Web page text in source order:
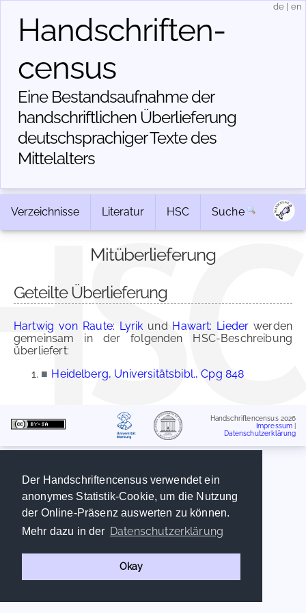
Der Handschriftencensus verwendet ein
anonymes Statistik-Cookie, um die Nutzung
der Online-Präsenz auswerten zu können.
Mehr dazu in der Datenschutzerklärung
Okay
Handschriften­
census
Eine Bestandsaufnahme der
handschriftlichen Über­lieferung
deutschsprachiger Texte des
Mittelalters
de en
Verzeichnisse Literatur HSC Suche
Mitüberlieferung
Geteilte Überlieferung
Hartwig von Raute: Lyrik und Hawart: Lieder werden
gemeinsam in der folgenden HSC-Beschreibung
überliefert:
■ Heidelberg, Universitätsbibl., Cpg 848
Handschriftencensus 2026
Impressum
Datenschutzerklärung